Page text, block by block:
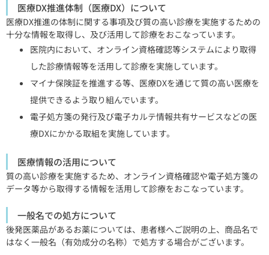
医療DX推進体制（医療DX）について
医療DX推進の体制に関する事項及び質の高い診療を実施するための
十分な情報を取得し、及び活用して診療をおこなっています。
医院内において、オンライン資格確認等システムにより取得
した診療情報等を活用して診療を実施しています。
マイナ保険証を推進する等、医療DXを通じて質の高い医療を
提供できるよう取り組んでいます。
電子処方箋の発行及び電子カルテ情報共有サービスなどの医
療DXにかかる取組を実施しています。
医療情報の活用について
質の高い診療を実施するため、オンライン資格確認や電子処方箋の
データ等から取得する情報を活用して診療をおこなっています。
一般名での処方について
後発医薬品があるお薬については、患者様へご説明の上、商品名で
はなく一般名（有効成分の名称）で処方する場合がございます。